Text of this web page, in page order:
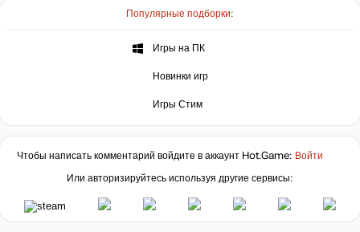
Популярные подборки:
Игры на ПК
Новинки игр
Игры Стим
Чтобы написать комментарий войдите в аккаунт Hot.Game: Войти
Или авторизируйтесь используя другие сервисы: